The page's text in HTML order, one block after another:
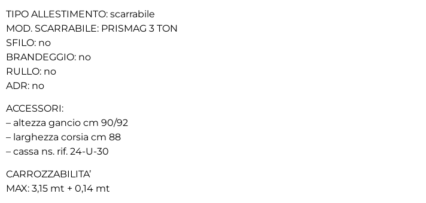
TIPO ALLESTIMENTO: scarrabile
MOD. SCARRABILE: PRISMAG 3 TON
SFILO: no
BRANDEGGIO: no
RULLO: no
ADR: no
ACCESSORI:
– altezza gancio cm 90/92
– larghezza corsia cm 88
– cassa ns. rif. 24-U-30
CARROZZABILITA’
MAX: 3,15 mt + 0,14 mt